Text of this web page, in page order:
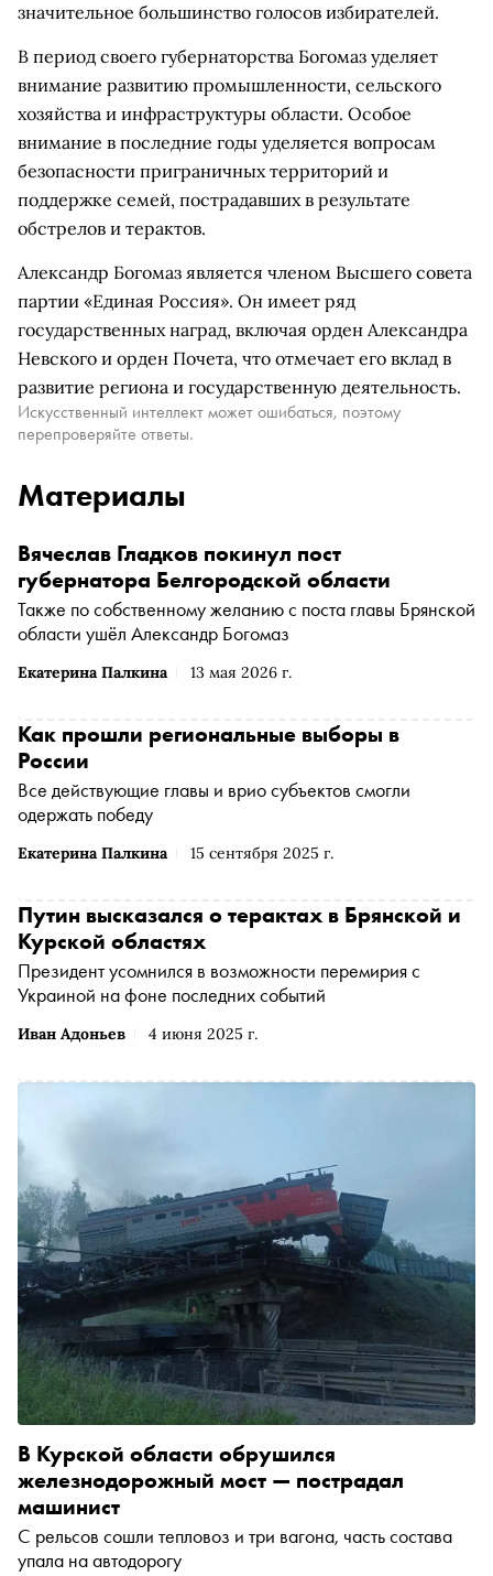
значительное большинство голосов избирателей.
В период своего губернаторства Богомаз уделяет
внимание развитию промышленности, сельского
хозяйства и инфраструктуры области. Особое
внимание в последние годы уделяется вопросам
безопасности приграничных территорий и
поддержке семей, пострадавших в результате
обстрелов и терактов.
Александр Богомаз является членом Высшего совета
партии «Единая Россия». Он имеет ряд
государственных наград, включая орден Александра
Невского и орден Почета, что отмечает его вклад в
развитие региона и государственную деятельность.
Искусственный интеллект может ошибаться, поэтому
перепроверяйте ответы.
Материалы
Екатерина Палкина 13 мая 2026 г.
Вячеслав Гладков покинул пост
губернатора Белгородской области
Также по собственному желанию с поста главы Брянской
области ушёл Александр Богомаз
Екатерина Палкина 15 сентября 2025 г.
Как прошли региональные выборы в
России
Все действующие главы и врио субъектов смогли
одержать победу
Иван Адоньев 4 июня 2025 г.
Путин высказался о терактах в Брянской и
Курской областях
Президент усомнился в возможности перемирия с
Украиной на фоне последних событий
В Курской области обрушился
железнодорожный мост — пострадал
машинист
С рельсов сошли тепловоз и три вагона, часть состава
упала на автодорогу